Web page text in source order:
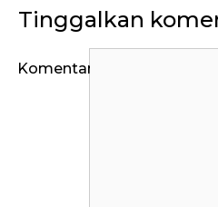
Tinggalkan
Komentar